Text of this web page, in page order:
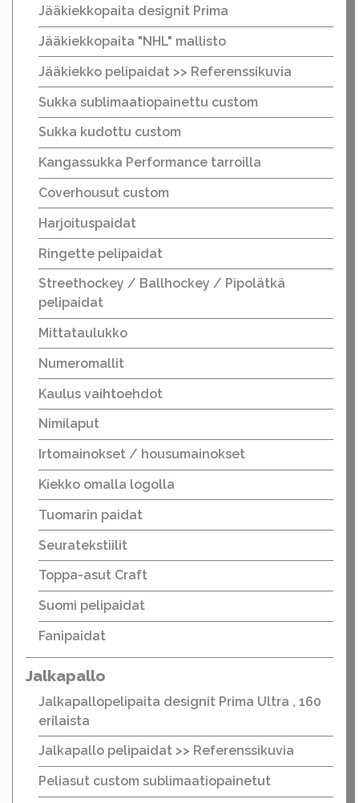
Jääkiekkopaita designit Prima
Jääkiekkopaita "NHL" mallisto
Jääkiekko pelipaidat >> Referenssikuvia
Sukka sublimaatiopainettu custom
Sukka kudottu custom
Kangassukka Performance tarroilla
Coverhousut custom
Harjoituspaidat
Ringette pelipaidat
Streethockey / Ballhockey / Pipolätkä
pelipaidat
Mittataulukko
Numeromallit
Kaulus vaihtoehdot
Nimilaput
Irtomainokset / housumainokset
Kiekko omalla logolla
Tuomarin paidat
Seuratekstiilit
Toppa-asut Craft
Suomi pelipaidat
Fanipaidat
Jalkapallo
Jalkapallopelipaita designit Prima Ultra , 160
erilaista
Jalkapallo pelipaidat >> Referenssikuvia
Peliasut custom sublimaatiopainetut